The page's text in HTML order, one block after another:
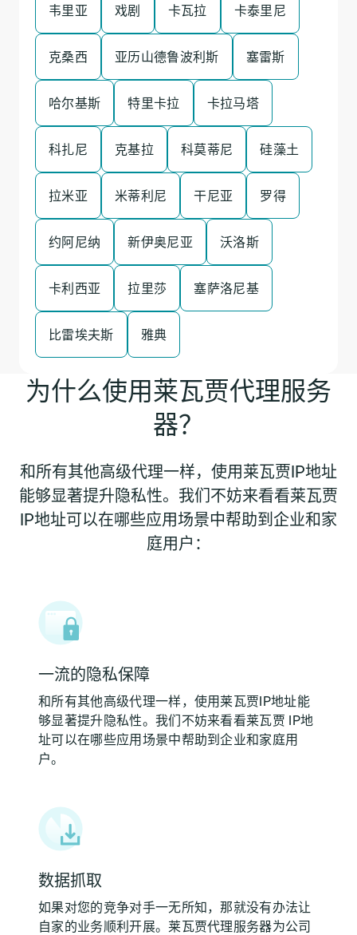
韦里亚 戏剧 卡瓦拉 卡泰里尼
克桑西 亚历山德鲁波利斯 塞雷斯
哈尔基斯 特里卡拉 卡拉马塔
科扎尼 克基拉 科莫蒂尼 硅藻土
拉米亚 米蒂利尼 干尼亚 罗得
约阿尼纳 新伊奥尼亚 沃洛斯
卡利西亚 拉里莎 塞萨洛尼基
比雷埃夫斯 雅典
为什么使用莱瓦贾代理服务
器？
和所有其他高级代理一样，使用莱瓦贾IP地址
能够显著提升隐私性。我们不妨来看看莱瓦贾
IP地址可以在哪些应用场景中帮助到企业和家
庭用户：
一流的隐私保障
和所有其他高级代理一样，使用莱瓦贾IP地址能
够显著提升隐私性。我们不妨来看看莱瓦贾 IP地
址可以在哪些应用场景中帮助到企业和家庭用
户。
数据抓取
如果对您的竞争对手一无所知，那就没有办法让
自家的业务顺利开展。莱瓦贾代理服务器为公司